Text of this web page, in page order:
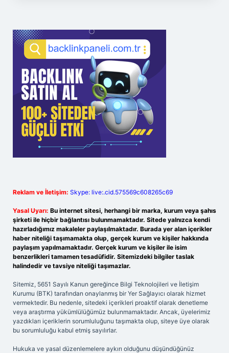
Reklam ve İletişim: Skype: live:.cid.575569c608265c69
Yasal Uyarı: Bu internet sitesi, herhangi bir marka, kurum veya şahıs
şirketi ile hiçbir bağlantısı bulunmamaktadır. Sitede yalnızca kendi
hazırladığımız makaleler paylaşılmaktadır. Burada yer alan içerikler
haber niteliği taşımamakta olup, gerçek kurum ve kişiler hakkında
paylaşım yapılmamaktadır. Gerçek kurum ve kişiler ile isim
benzerlikleri tamamen tesadüfidir. Sitemizdeki bilgiler taslak
halindedir ve tavsiye niteliği taşımazlar.
Sitemiz, 5651 Sayılı Kanun gereğince Bilgi Teknolojileri ve İletişim
Kurumu (BTK) tarafından onaylanmış bir Yer Sağlayıcı olarak hizmet
vermektedir. Bu nedenle, sitedeki içerikleri proaktif olarak denetleme
veya araştırma yükümlülüğümüz bulunmamaktadır. Ancak, üyelerimiz
yazdıkları içeriklerin sorumluluğunu taşımakta olup, siteye üye olarak
bu sorumluluğu kabul etmiş sayılırlar.
Hukuka ve yasal düzenlemelere aykırı olduğunu düşündüğünüz